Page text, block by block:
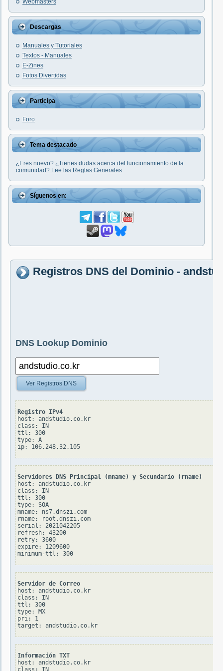
Webmasters
Descargas
Manuales y Tutoriales
Textos - Manuales
E-Zines
Fotos Divertidas
Participa
Foro
Tema destacado
¿Eres nuevo? ¿Tienes dudas acerca del funcionamiento de la
comunidad? Lee las Reglas Generales
Síguenos en:
Registros DNS del Dominio -
DNS Lookup Dominio
Ver Registros DNS
Registro IPv4
host: andstudio.co.kr
class: IN
ttl: 300
type: A
Servidores DNS Principal (mname) y Secundario (rname)
host: andstudio.co.kr
class: IN
ttl: 300
type: SOA
mname: ns7.dnszi.com
rname: root.dnszi.com
serial: 2021042205
refresh: 43200
retry: 3600
expire: 1209600
Servidor de Correo
host: andstudio.co.kr
class: IN
ttl: 300
type: MX
pri: 1
Información TXT
host: andstudio.co.kr